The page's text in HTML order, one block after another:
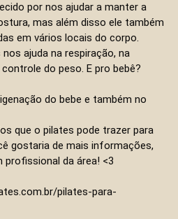
por nos ajudar a manter a
mas além disso ele também
em vários locais do corpo.
ajuda na respiração, na
do peso. E pro bebê?
do bebe e também no
que o pilates pode trazer para
gostaria de mais informações,
da área! <3
pilates-para-